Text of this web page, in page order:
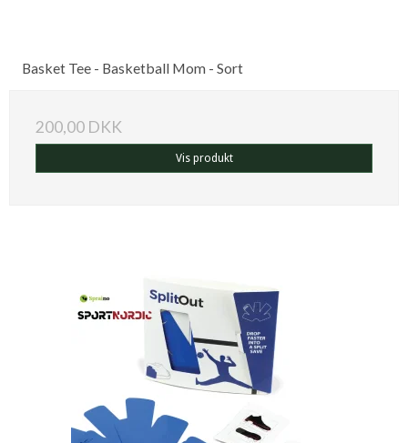
Basket Tee - Basketball Mom - Sort
200,00 DKK
Vis produkt